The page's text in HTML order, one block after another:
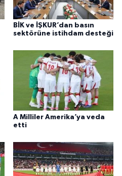
BİK ve İŞKUR’dan basın
sektörüne istihdam desteği
A Milliler Amerika’ya veda
etti